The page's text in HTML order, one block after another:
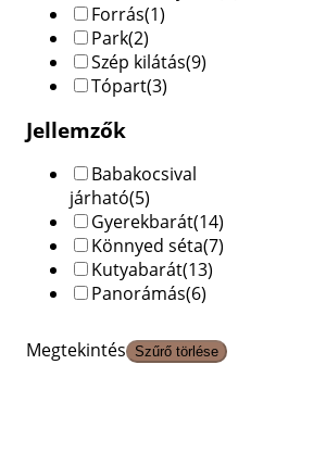
Forrás(1)
Park(2)
Szép kilátás(9)
Tópart(3)
Jellemzők
Babakocsival
járható(5)
Gyerekbarát(14)
Könnyed séta(7)
Kutyabarát(13)
Panorámás(6)
Megtekintés Szűrő törlése